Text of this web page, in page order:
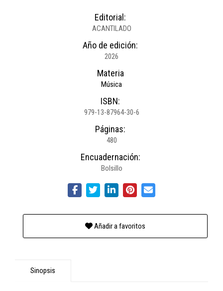
Editorial:
ACANTILADO
Año de edición:
2026
Materia
Música
ISBN:
979-13-87964-30-6
Páginas:
480
Encuadernación:
Bolsillo
Añadir a favoritos
Sinopsis